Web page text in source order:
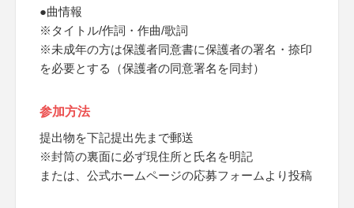
●曲情報
※タイトル/作詞・作曲/歌詞
※未成年の方は保護者同意書に保護者の署名・捺印
を必要とする（保護者の同意署名を同封）
参加方法
提出物を下記提出先まで郵送
※封筒の裏面に必ず現住所と氏名を明記
または、公式ホームページの応募フォームより投稿